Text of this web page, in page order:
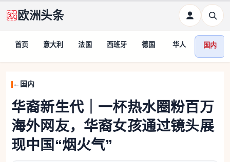
欧洲头条
首页 意大利 法国 西班牙 德国 华人 国内
国内
华裔新生代｜一杯热水圈粉百万
海外网友，华裔女孩通过镜头展
现中国“烟火气”